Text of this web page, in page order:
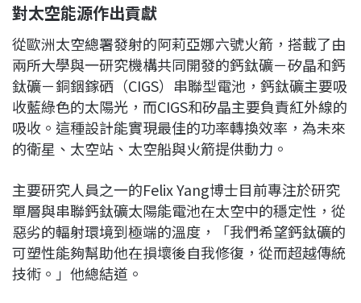
對太空能源作出貢獻
從歐洲太空總署發射的阿莉亞娜六號火箭，搭載了由
兩所大學與一研究機構共同開發的鈣鈦礦－矽晶和鈣
鈦礦－銅銦鎵硒（CIGS）串聯型電池，鈣鈦礦主要吸
收藍綠色的太陽光，而CIGS和矽晶主要負責紅外線的
吸收。這種設計能實現最佳的功率轉換效率，為未來
的衛星、太空站、太空船與火箭提供動力。
主要研究人員之一的Felix Yang博士目前專注於研究
單層與串聯鈣鈦礦太陽能電池在太空中的穩定性，從
惡劣的輻射環境到極端的溫度，「我們希望鈣鈦礦的
可塑性能夠幫助他在損壞後自我修復，從而超越傳統
技術。」他總結道。